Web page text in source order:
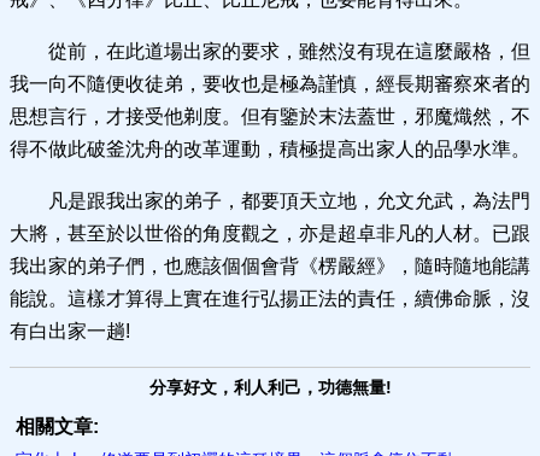
從前，在此道場出家的要求，雖然沒有現在這麼嚴格，但
我一向不隨便收徒弟，要收也是極為謹慎，經長期審察來者的
思想言行，才接受他剃度。但有鑒於末法蓋世，邪魔熾然，不
得不做此破釜沈舟的改革運動，積極提高出家人的品學水準。
凡是跟我出家的弟子，都要頂天立地，允文允武，為法門
大將，甚至於以世俗的角度觀之，亦是超卓非凡的人材。已跟
我出家的弟子們，也應該個個會背《楞嚴經》，隨時隨地能講
能說。這樣才算得上實在進行弘揚正法的責任，續佛命脈，沒
有白出家一趟!
分享好文，利人利己，功德無量!
相關文章: